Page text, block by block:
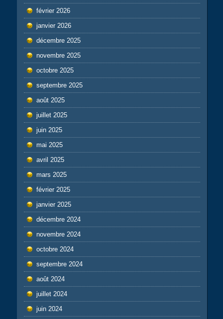
février 2026
janvier 2026
décembre 2025
novembre 2025
octobre 2025
septembre 2025
août 2025
juillet 2025
juin 2025
mai 2025
avril 2025
mars 2025
février 2025
janvier 2025
décembre 2024
novembre 2024
octobre 2024
septembre 2024
août 2024
juillet 2024
juin 2024